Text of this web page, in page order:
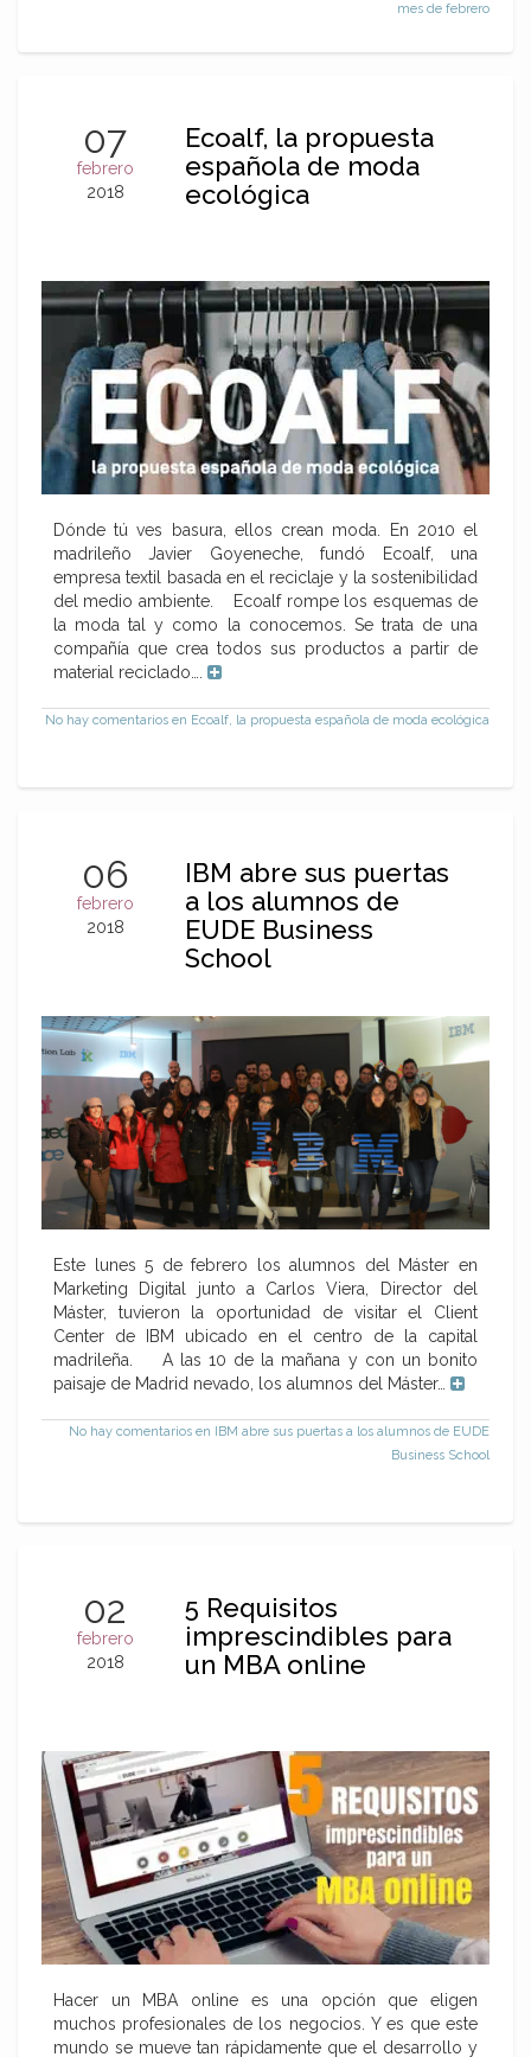
mes de febrero
07
febrero
2018
Ecoalf, la propuesta
española de moda
ecológica
Dónde tú ves basura, ellos crean moda. En 2010 el
madrileño Javier Goyeneche, fundó Ecoalf, una
empresa textil basada en el reciclaje y la sostenibilidad
del medio ambiente. Ecoalf rompe los esquemas de
la moda tal y como la conocemos. Se trata de una
compañía que crea todos sus productos a partir de
material reciclado….
No hay comentarios en Ecoalf, la propuesta española de moda ecológica
06
febrero
2018
IBM abre sus puertas
a los alumnos de
EUDE Business
School
Este lunes 5 de febrero los alumnos del Máster en
Marketing Digital junto a Carlos Viera, Director del
Máster, tuvieron la oportunidad de visitar el Client
Center de IBM ubicado en el centro de la capital
madrileña. A las 10 de la mañana y con un bonito
paisaje de Madrid nevado, los alumnos del Máster…
No hay comentarios en IBM abre sus puertas a los alumnos de EUDE
Business School
02
febrero
2018
5 Requisitos
imprescindibles para
un MBA online
Hacer un MBA online es una opción que eligen
muchos profesionales de los negocios. Y es que este
mundo se mueve tan rápidamente que el desarrollo y